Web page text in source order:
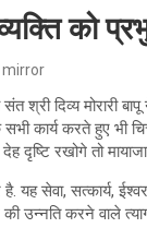
को प्रभु
श्री दिव्य मोरारी
कार्य करते हुए भी
दृष्टि रखोगे तो
है. यह सेवा, सत्कार्य,
उन्नति करने वाले